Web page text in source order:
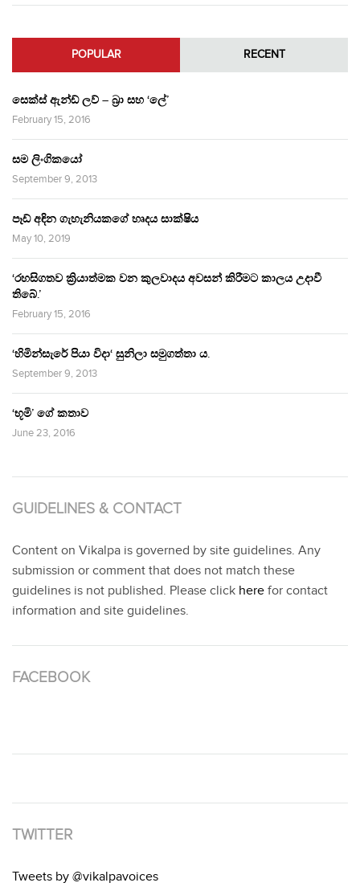
POPULAR RECENT
සෙක්ස් ඇන්ඩ් ලව් – බ්‍රා සහ ‘ලේ’
February 15, 2016
සම ලිංගිකයෝ
September 9, 2013
පෑඩ් අඳින ගැහැනියකගේ හෘදය සාක්ෂිය
May 10, 2019
‘රහසිගතව ක්‍රියාත්මක වන කුලවාදය අවසන් කිරීමට කාලය උදාවී
තිබේ.’
February 15, 2016
‘හිමින්සැරේ පියා විදා‘ සුනිලා සමුගත්තා ය.
September 9, 2013
‘භූමි’ ගේ කතාව
June 23, 2016
GUIDELINES & CONTACT
Content on Vikalpa is governed by site guidelines. Any
submission or comment that does not match these
guidelines is not published. Please click here for contact
information and site guidelines.
FACEBOOK
TWITTER
Tweets by @vikalpavoices